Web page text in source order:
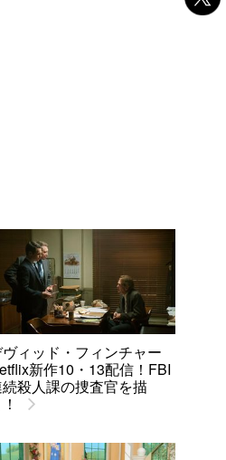
ィッド・フィンチャー
新作10・13配信！FBI
殺人課の捜査官を描